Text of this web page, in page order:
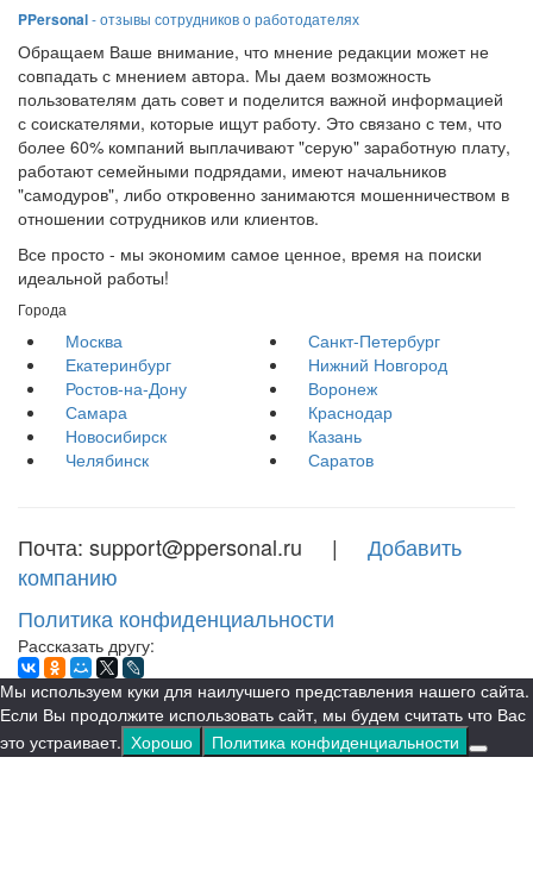
PPersonal- отзывы сотрудников о работодателях
Обращаем Ваше внимание, что мнение редакции может не
совпадать с мнением автора. Мы даем возможность
пользователям дать совет и поделится важной информацией
с соискателями, которые ищут работу. Это связано с тем, что
более 60% компаний выплачивают "серую" заработную плату,
работают семейными подрядами, имеют начальников
"самодуров", либо откровенно занимаются мошенничеством в
отношении сотрудников или клиентов.
Все просто - мы экономим самое ценное, время на поиски
идеальной работы!
Города
Москва
Санкт-Петербург
Екатеринбург
Нижний Новгород
Ростов-на-Дону
Воронеж
Самара
Краснодар
Новосибирск
Казань
Челябинск
Саратов
Почта: support@ppersonal.ru | Добавить
компанию
Политика конфиденциальности
Рассказать другу:
Мы используем куки для наилучшего представления нашего сайта.
Если Вы продолжите использовать сайт, мы будем считать что Вас
это устраивает. Хорошо Политика конфиденциальности